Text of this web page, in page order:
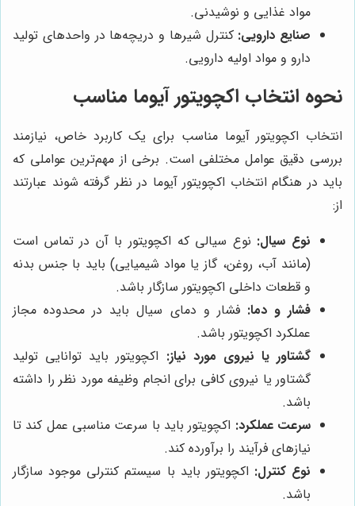
مواد غذایی و نوشیدنی.
صنایع دارویی: کنترل شیرها و دریچه‌ها در واحدهای تولید
دارو و مواد اولیه دارویی.
نحوه انتخاب اکچویتور آیوما مناسب
انتخاب اکچویتور آیوما مناسب برای یک کاربرد خاص، نیازمند
بررسی دقیق عوامل مختلفی است. برخی از مهم‌ترین عواملی که
باید در هنگام انتخاب اکچویتور آیوما در نظر گرفته شوند عبارتند
از:
نوع سیال: نوع سیالی که اکچویتور با آن در تماس است
(مانند آب، روغن، گاز یا مواد شیمیایی) باید با جنس بدنه
و قطعات داخلی اکچویتور سازگار باشد.
فشار و دما: فشار و دمای سیال باید در محدوده مجاز
عملکرد اکچویتور باشد.
گشتاور یا نیروی مورد نیاز: اکچویتور باید توانایی تولید
گشتاور یا نیروی کافی برای انجام وظیفه مورد نظر را داشته
باشد.
سرعت عملکرد: اکچویتور باید با سرعت مناسبی عمل کند تا
نیازهای فرآیند را برآورده کند.
نوع کنترل: اکچویتور باید با سیستم کنترلی موجود سازگار
باشد.